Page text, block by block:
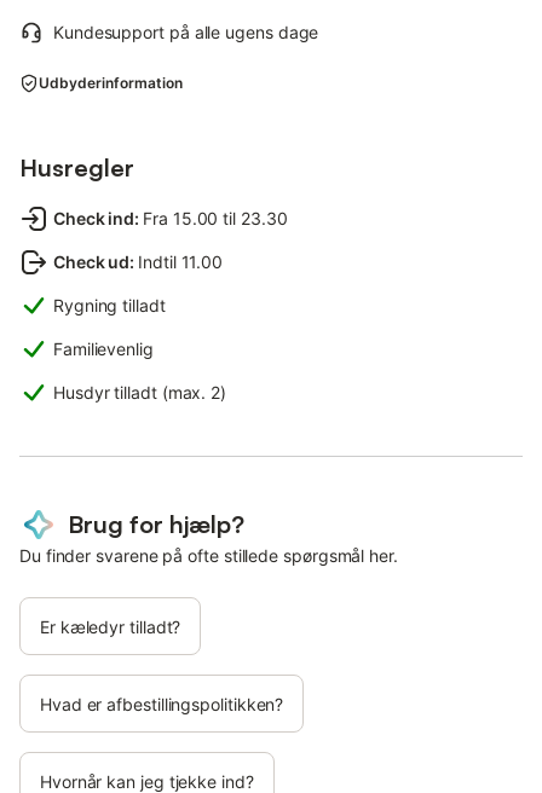
Kundesupport på alle ugens dage
Udbyderinformation
Husregler
Check ind: Fra 15.00 til 23.30
Check ud: Indtil 11.00
Rygning tilladt
Familievenlig
Husdyr tilladt (max. 2)
Brug for hjælp?
Du finder svarene på ofte stillede spørgsmål her.
Er kæledyr tilladt?
Hvad er afbestillingspolitikken?
Hvornår kan jeg tjekke ind?